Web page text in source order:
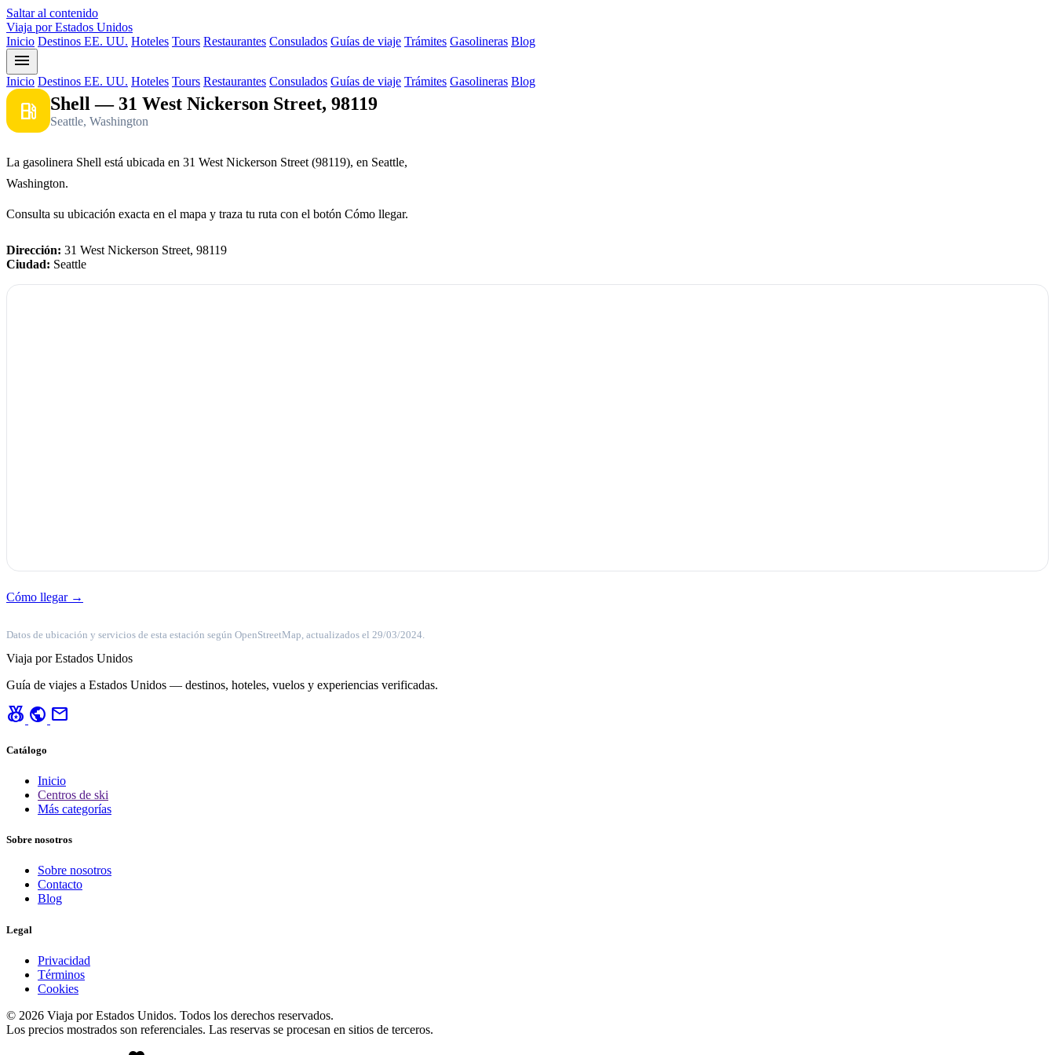
Saltar al contenido
Viaja por Estados Unidos
Inicio Destinos EE. UU. Hoteles Tours Restaurantes Consulados Guías de viaje Trámites Gasolineras Blog
menu
Inicio Destinos EE. UU. Hoteles Tours Restaurantes Consulados Guías de viaje Trámites Gasolineras Blog
local_gas_station Shell — 31 West Nickerson Street, 98119
Seattle, Washington
La gasolinera Shell está ubicada en 31 West Nickerson Street (98119), en Seattle,
Washington.
Consulta su ubicación exacta en el mapa y traza tu ruta con el botón Cómo llegar.
Dirección: 31 West Nickerson Street, 98119
Ciudad: Seattle
Cómo llegar →
Datos de ubicación y servicios de esta estación según OpenStreetMap, actualizados el 29/03/2024.
Viaja por Estados Unidos
Guía de viajes a Estados Unidos — destinos, hoteles, vuelos y experiencias verificadas.
social_leaderboard public mail
Catálogo
Inicio
Centros de ski
Más categorías
Sobre nosotros
Sobre nosotros
Contacto
Blog
Legal
Privacidad
Términos
Cookies
© 2026 Viaja por Estados Unidos. Todos los derechos reservados.
Los precios mostrados son referenciales. Las reservas se procesan en sitios de terceros.